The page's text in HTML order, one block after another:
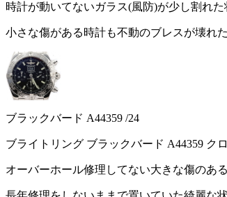
時計が動いてないガラス(風防)が少し割れた
小さな傷がある時計も不動のブレスが壊れ
ブラックバード A44359 /24
ブライトリング ブラックバード A44359 ク
オーバーホール修理してない大きな傷のあ